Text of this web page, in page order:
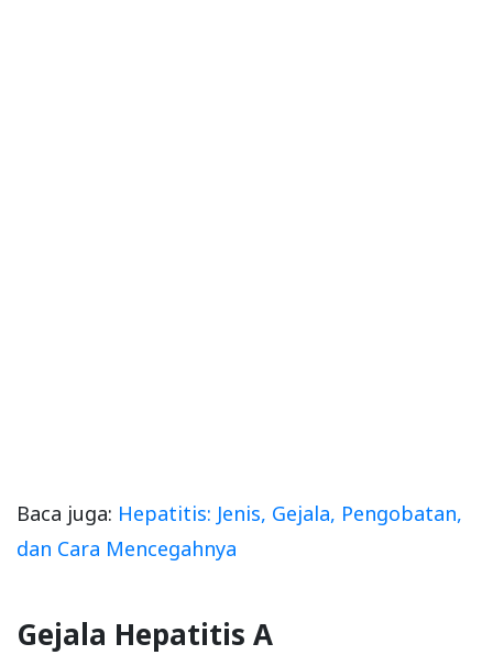
Baca juga: Hepatitis: Jenis, Gejala, Pengobatan,
dan Cara Mencegahnya
Gejala Hepatitis A